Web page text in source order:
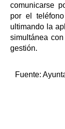
comunicarse
por el
ultimando la
simultánea
gestión.
Fuente: